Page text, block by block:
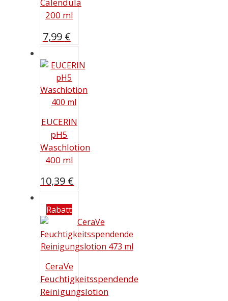
Calendula
200 ml
7,99 €
EUCERIN
pH5
Waschlotion
400 ml
10,39 €
Rabatt
CeraVe
Feuchtigkeitsspendende
Reinigungslotion